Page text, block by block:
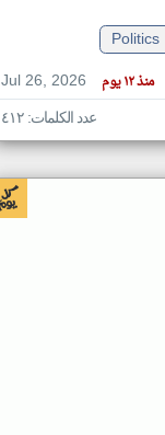
Politics
Jul 26, 2026
منذ ١٢ يوم
عدد الكلمات: ٤١٢